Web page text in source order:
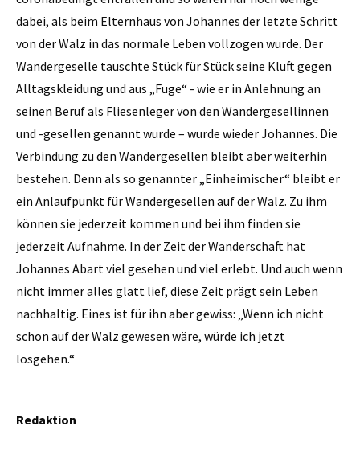
dabei, als beim Elternhaus von Johannes der letzte Schritt
von der Walz in das normale Leben vollzogen wurde. Der
Wandergeselle tauschte Stück für Stück seine Kluft gegen
Alltagskleidung und aus „Fuge“ - wie er in Anlehnung an
seinen Beruf als Fliesenleger von den Wandergesellinnen
und -gesellen genannt wurde – wurde wieder Johannes. Die
Verbindung zu den Wandergesellen bleibt aber weiterhin
bestehen. Denn als so genannter „Einheimischer“ bleibt er
ein Anlaufpunkt für Wandergesellen auf der Walz. Zu ihm
können sie jederzeit kommen und bei ihm finden sie
jederzeit Aufnahme. In der Zeit der Wanderschaft hat
Johannes Abart viel gesehen und viel erlebt. Und auch wenn
nicht immer alles glatt lief, diese Zeit prägt sein Leben
nachhaltig. Eines ist für ihn aber gewiss: „Wenn ich nicht
schon auf der Walz gewesen wäre, würde ich jetzt
losgehen.“
Redaktion